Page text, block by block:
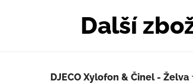
Další
DJECO Xylofon & Činel -